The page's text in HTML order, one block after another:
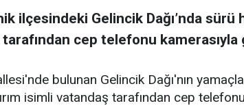
ilçesindeki Gelincik Dağı’nda
cep telefonu
bulunan Gelincik Dağı'nın
isimli vatandaş tarafından cep